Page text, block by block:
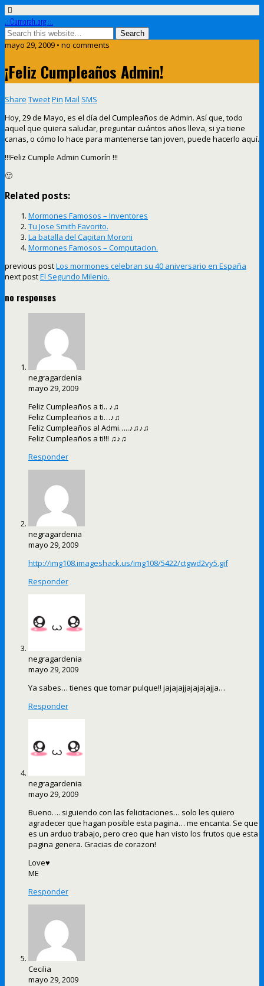
.::Cumorah.org ::.
mayo 29, 2009 • no comments
¡Feliz Cumpleaños Admin!
Share TweetPin Mail SMS
Hoy, 29 de Mayo, es el día del Cumpleaños de Admin. Así que, todo
aquel que quiera saludar, preguntar cuántos años lleva, si ya tiene
canas, o cómo lo hace para mantenerse tan joven, puede hacerlo aquí.
!!!Feliz Cumple Admin Cumorín !!!
🙂
Related posts:
Mormones Famosos – Inventores
Tu Jose Smith Favorito.
La batalla del Capitan Moroni
Mormones Famosos – Computacion.
previous postLos mormones celebran su 40 aniversario en España
next postEl Segundo Milenio.
no responses
negragardenia
mayo 29, 2009
Feliz Cumpleaños a ti.. ♪♫
Feliz Cumpleaños a ti…♪♫
Feliz Cumpleaños al Admi…..♪♫♪♫
Feliz Cumpleaños a ti!!! ♫♪♫
Responder
negragardenia
mayo 29, 2009
http://img108.imageshack.us/img108/5422/ctgwd2vy5.gif
Responder
negragardenia
mayo 29, 2009
Ya sabes… tienes que tomar pulque!! jajajajjajajajajja…
Responder
negragardenia
mayo 29, 2009
Bueno…. siguiendo con las felicitaciones… solo les quiero
agradecer que hagan posible esta pagina… me encanta. Se que
es un arduo trabajo, pero creo que han visto los frutos que esta
pagina genera. Gracias de corazon!
Love♥
ME
Responder
Cecilia
mayo 29, 2009